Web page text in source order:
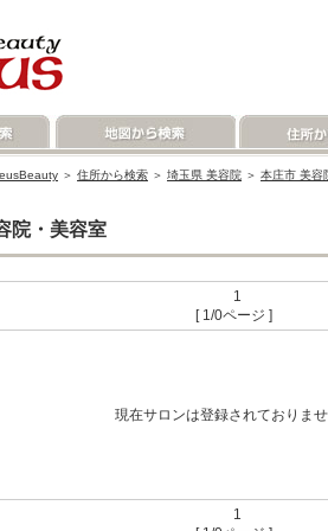
＞ 住所から検索 ＞ 埼玉県 美容院 ＞ 本庄市 美容
院・美容室
1
[ 1/0ページ ]
現在サロンは登録されておりま
1